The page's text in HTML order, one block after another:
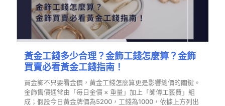
黃金工錢多少合理？金飾工錢怎麼算？金飾
買賣必看黃金工錢指南！
買金飾不只要看金價，黃金工錢怎麼算更是影響總價的關鍵。
金飾售價通常由「每日金價 × 重量」加上「師傅工藝費」組
成；假設今日黃金牌價為5200，工錢為1000，依據上方列出